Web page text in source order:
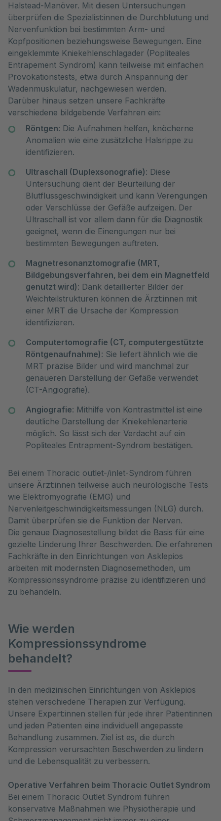
Halstead-Manöver. Mit diesen Untersuchungen
überprüfen die Spezialist:innen die Durchblutung und
Nervenfunktion bei bestimmten Arm- und
Kopfpositionen beziehungsweise Bewegungen. Eine
eingeklemmte Kniekehlenschlagader (Popliteales
Entrapement Syndrom) kann teilweise mit einfachen
Provokationstests, etwa durch Anspannung der
Wadenmuskulatur, nachgewiesen werden.
Darüber hinaus setzen unsere Fachkräfte
verschiedene bildgebende Verfahren ein:
Röntgen: Die Aufnahmen helfen, knöcherne
Anomalien wie eine zusätzliche Halsrippe zu
identifizieren.
Ultraschall (Duplexsonografie): Diese
Untersuchung dient der Beurteilung der
Blutflussgeschwindigkeit und kann Verengungen
oder Verschlüsse der Gefäße aufzeigen. Der
Ultraschall ist vor allem dann für die Diagnostik
geeignet, wenn die Einengungen nur bei
bestimmten Bewegungen auftreten.
Magnetresonanztomografie (MRT,
Bildgebungsverfahren, bei dem ein Magnetfeld
genutzt wird): Dank detaillierter Bilder der
Weichteilstrukturen können die Ärzt:innen mit
einer MRT die Ursache der Kompression
identifizieren.
Computertomografie (CT, computergestützte
Röntgenaufnahme): Sie liefert ähnlich wie die
MRT präzise Bilder und wird manchmal zur
genaueren Darstellung der Gefäße verwendet
(CT-Angiografie).
Angiografie: Mithilfe von Kontrastmittel ist eine
deutliche Darstellung der Kniekehlenarterie
möglich. So lässt sich der Verdacht auf ein
Popliteales Entrapment-Syndrom bestätigen.
Bei einem Thoracic outlet-/inlet-Syndrom führen
unsere Ärzt:innen teilweise auch neurologische Tests
wie Elektromyografie (EMG) und
Nervenleitgeschwindigkeitsmessungen (NLG) durch.
Damit überprüfen sie die Funktion der Nerven.
Die genaue Diagnosestellung bildet die Basis für eine
gezielte Linderung Ihrer Beschwerden. Die erfahrenen
Fachkräfte in den Einrichtungen von Asklepios
arbeiten mit modernsten Diagnosemethoden, um
Kompressionssyndrome präzise zu identifizieren und
zu behandeln.
Wie werden
Kompressionssyndrome
behandelt?
In den medizinischen Einrichtungen von Asklepios
stehen verschiedene Therapien zur Verfügung.
Unsere Expert:innen stellen für jede ihrer Patientinnen
und jeden Patienten eine individuell angepasste
Behandlung zusammen. Ziel ist es, die durch
Kompression verursachten Beschwerden zu lindern
und die Lebensqualität zu verbessern.
Operative Verfahren beim Thoracic Outlet Syndrom
Bei einem Thoracic Outlet Syndrom führen
konservative Maßnahmen wie Physiotherapie und